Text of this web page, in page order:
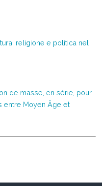
religione e politica nel
de masse, en série, pour
entre Moyen Âge et